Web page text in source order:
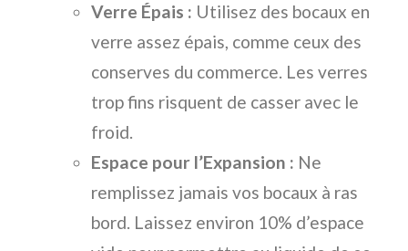
Verre Épais : Utilisez des bocaux en
verre assez épais, comme ceux des
conserves du commerce. Les verres
trop fins risquent de casser avec le
froid.
Espace pour l’Expansion : Ne
remplissez jamais vos bocaux à ras
bord. Laissez environ 10% d’espace